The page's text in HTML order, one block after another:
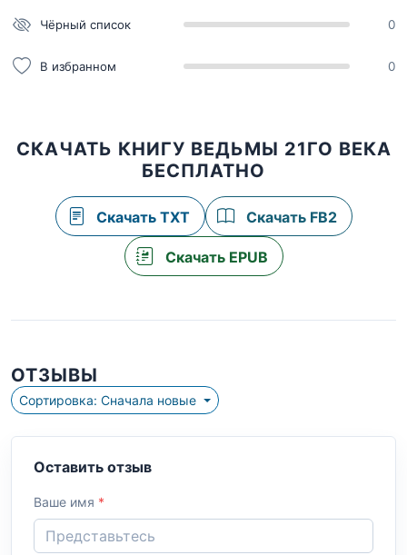
Чёрный список 0
В избранном 0
СКАЧАТЬ КНИГУ ВЕДЬМЫ 21ГО ВЕКА
БЕСПЛАТНО
Скачать TXT Скачать FB2
Скачать EPUB
ОТЗЫВЫ
Сортировка: Сначала новые
Оставить отзыв
Ваше имя *